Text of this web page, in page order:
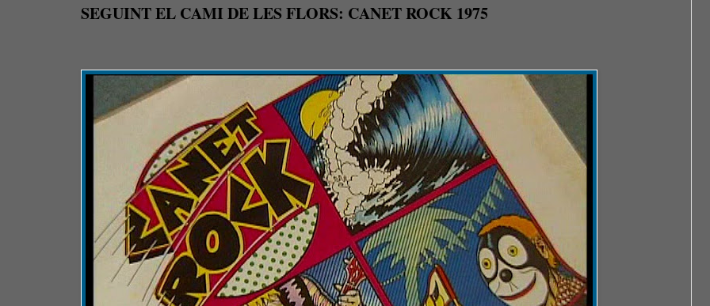
SEGUINT EL CAMI DE LES FLORS: CANET ROCK 1975